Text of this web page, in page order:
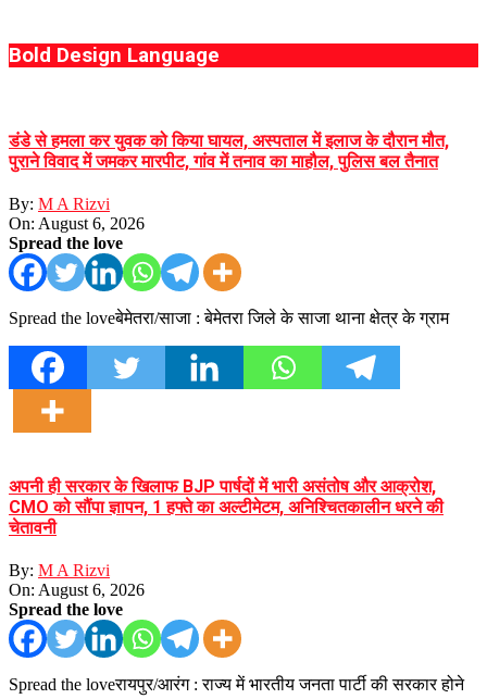
Bold Design Language
डंडे से हमला कर युवक को किया घायल, अस्पताल में इलाज के दौरान मौत,
पुराने विवाद में जमकर मारपीट, गांव में तनाव का माहौल, पुलिस बल तैनात
By: M A Rizvi
On: August 6, 2026
Spread the love
Spread the loveबेमेतरा/साजा : बेमेतरा जिले के साजा थाना क्षेत्र के ग्राम
अपनी ही सरकार के खिलाफ BJP पार्षदों में भारी असंतोष और आक्रोश,
CMO को सौंपा ज्ञापन, 1 हफ्ते का अल्टीमेटम, अनिश्चितकालीन धरने की
चेतावनी
By: M A Rizvi
On: August 6, 2026
Spread the love
Spread the loveरायपुर/आरंग : राज्य में भारतीय जनता पार्टी की सरकार होने